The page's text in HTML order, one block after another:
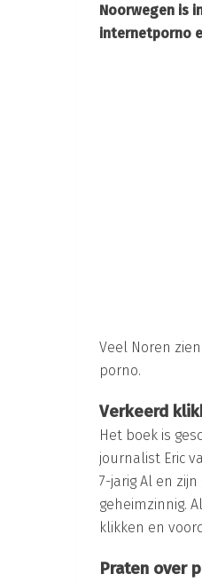
Noorwegen is
internetporno
Veel Noren
porno.
Verkeerd
Het boek is
journalist Eric
7-jarig Al en
geheimzinnig.
klikken en
Praten over